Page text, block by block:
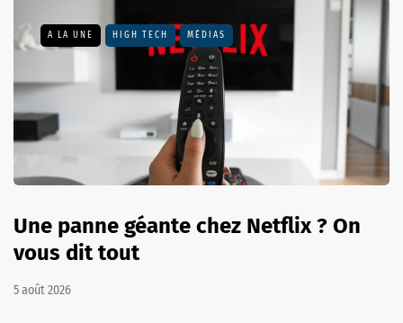
A LA UNE HIGH TECH MÉDIAS
Une panne géante chez Netflix ? On
vous dit tout
5 août 2026